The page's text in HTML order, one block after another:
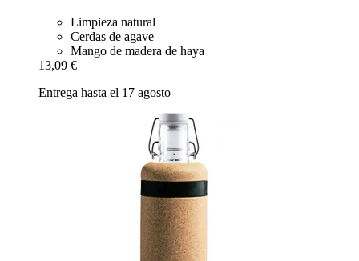
Limpieza natural
Cerdas de agave
Mango de madera de haya
13,09 €
Entrega hasta el 17 agosto